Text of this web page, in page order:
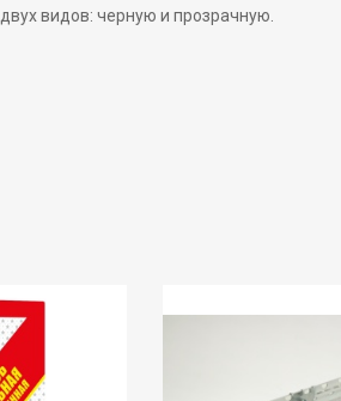
видов: черную и прозрачную.